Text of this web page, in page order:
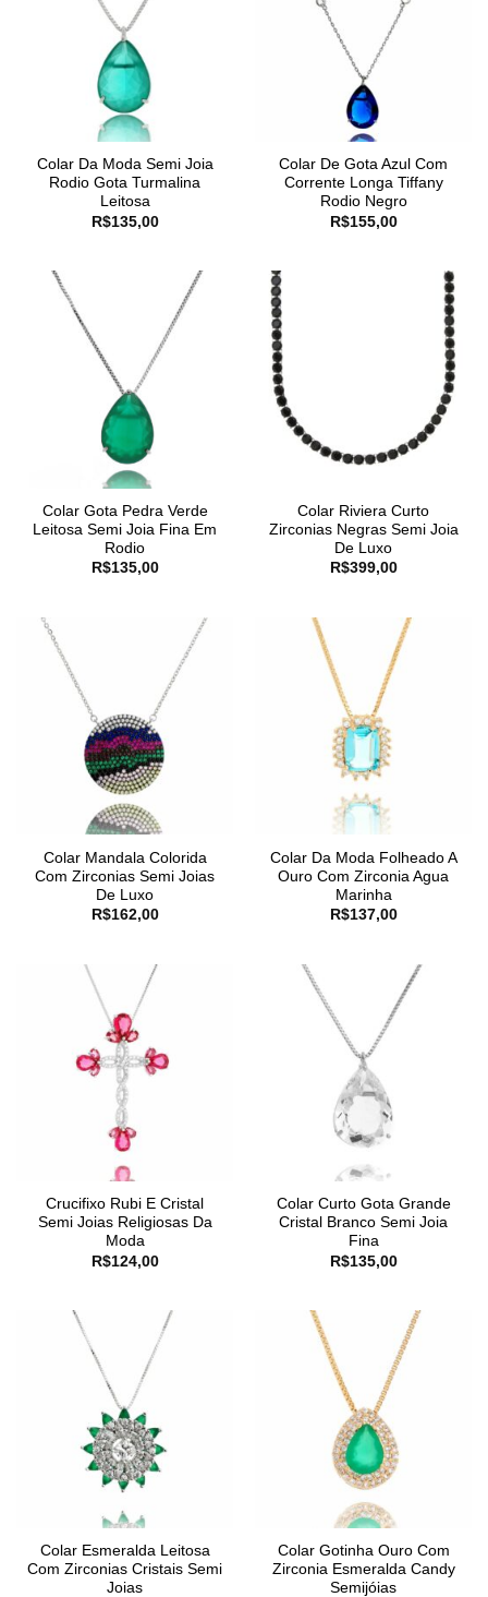
Colar Da Moda Semi Joia
Rodio Gota Turmalina
Leitosa
R$135,00
Colar De Gota Azul Com
Corrente Longa Tiffany
Rodio Negro
R$155,00
Colar Gota Pedra Verde
Leitosa Semi Joia Fina Em
Rodio
R$135,00
Colar Riviera Curto
Zirconias Negras Semi Joia
De Luxo
R$399,00
Colar Mandala Colorida
Com Zirconias Semi Joias
De Luxo
R$162,00
Colar Da Moda Folheado A
Ouro Com Zirconia Agua
Marinha
R$137,00
Crucifixo Rubi E Cristal
Semi Joias Religiosas Da
Moda
R$124,00
Colar Curto Gota Grande
Cristal Branco Semi Joia
Fina
R$135,00
Colar Esmeralda Leitosa
Com Zirconias Cristais Semi
Joias
Colar Gotinha Ouro Com
Zirconia Esmeralda Candy
Semijóias